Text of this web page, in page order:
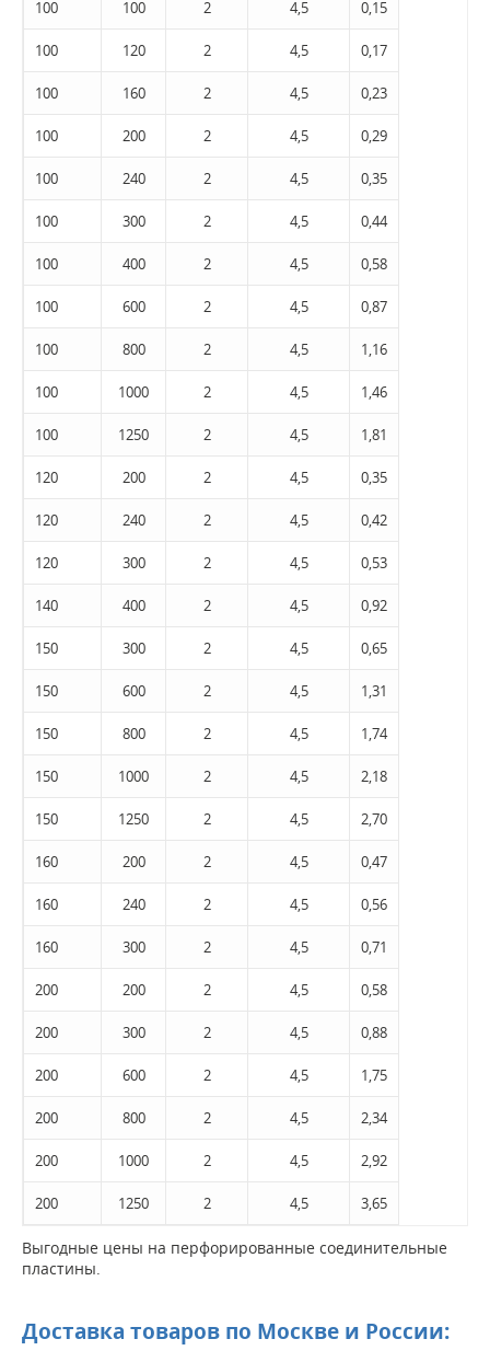
100 100 2 4,5 0,15
100 120 2 4,5 0,17
100 160 2 4,5 0,23
100 200 2 4,5 0,29
100 240 2 4,5 0,35
100 300 2 4,5 0,44
100 400 2 4,5 0,58
100 600 2 4,5 0,87
100 800 2 4,5 1,16
100 1000 2 4,5 1,46
100 1250 2 4,5 1,81
120 200 2 4,5 0,35
120 240 2 4,5 0,42
120 300 2 4,5 0,53
140 400 2 4,5 0,92
150 300 2 4,5 0,65
150 600 2 4,5 1,31
150 800 2 4,5 1,74
150 1000 2 4,5 2,18
150 1250 2 4,5 2,70
160 200 2 4,5 0,47
160 240 2 4,5 0,56
160 300 2 4,5 0,71
200 200 2 4,5 0,58
200 300 2 4,5 0,88
200 600 2 4,5 1,75
200 800 2 4,5 2,34
200 1000 2 4,5 2,92
200 1250 2 4,5 3,65
Выгодные цены на перфорированные соединительные
пластины.
Доставка товаров по Москве и России: